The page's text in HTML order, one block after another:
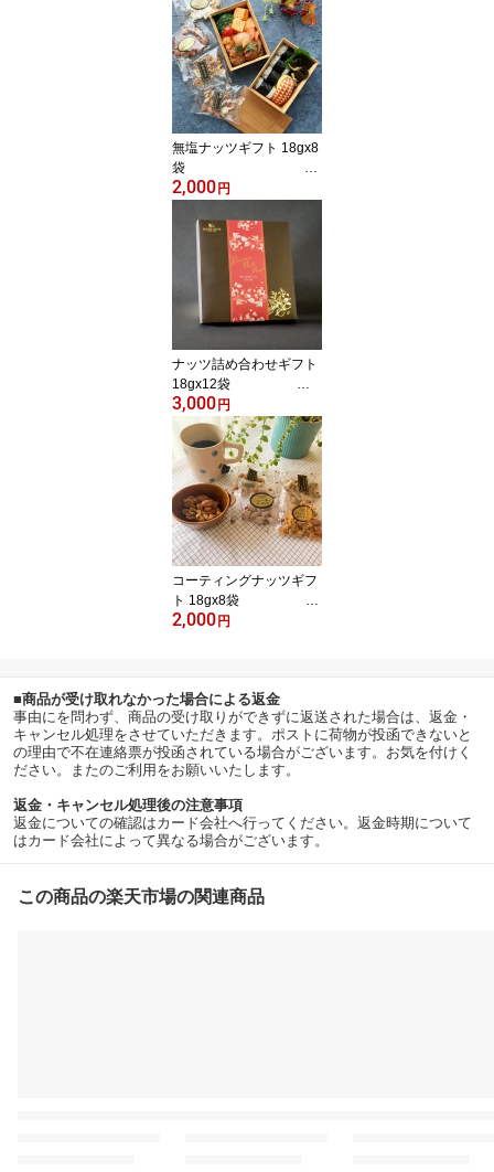
素焼き 無塩 有塩 ドライ
フルーツ ドライ チーズ
アーモンド くるみ マカ
ダミア カシューナッツ
セレクト 限定 メール便
ポスト投函 朝ごはん 健
康 美肌 アンチエイジン
グ
無塩ナッツギフト 18gx8
袋
送料無料 素焼き ア
ーナッツ 素焼き くるみ
素焼き ミックスナッツ
無添加 ナッツ ギフト
2,000円
ナッツ詰め合わせギフト
18gx12袋
送料無料 素焼き ア
ーモンド 素焼き カシュ
ーナッツ 素焼き くるみ
ミックスナッツ ハーブ味
キャラメルカシューナッ
ツ 有塩 ピスタチオ おつ
まみ 詰め合わせ ギフト
ナッツ
3,000円
コーティングナッツギフ
ト 18gx8袋
送料無料 キャラメ
ーバターアーモンド ナッ
ツ ギフト コーヒー
2,000円
■商品が受け取れなかった場合による返金
事由にを問わず、商品の受け取りができずに返送された場合は、返金・
キャンセル処理をさせていただきます。ポストに荷物が投函できないと
の理由で不在連絡票が投函されている場合がございます。お気を付けく
ださい。またのご利用をお願いいたします。
返金・キャンセル処理後の注意事項
返金についての確認はカード会社へ行ってください。返金時期について
はカード会社によって異なる場合がございます。
この商品の楽天市場の関連商品